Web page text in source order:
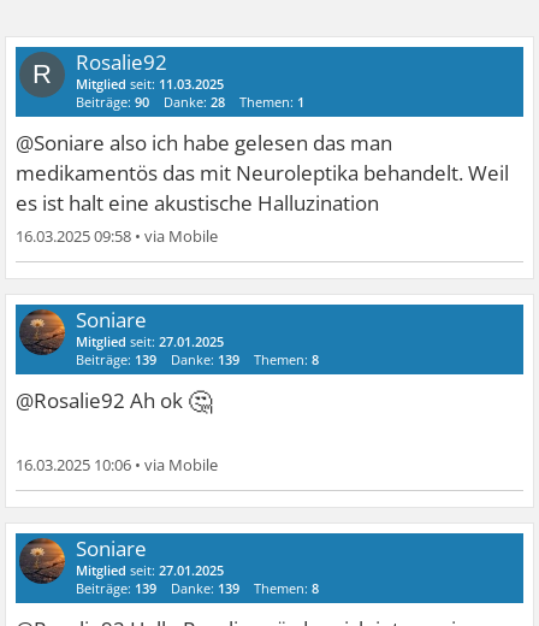
R Rosalie92
Mitglied seit: 11.03.2025
Beiträge:90 Danke:28 Themen: 1
@Soniare also ich habe gelesen das man
medikamentös das mit Neuroleptika behandelt. Weil
es ist halt eine akustische Halluzination
16.03.2025 09:58 •
Soniare
Mitglied seit:27.01.2025
Beiträge: 139 Danke: 139 Themen:8
@Rosalie92 Ah ok 🤔
16.03.2025 10:06 •
Soniare
Mitglied seit:27.01.2025
Beiträge: 139 Danke: 139 Themen:8